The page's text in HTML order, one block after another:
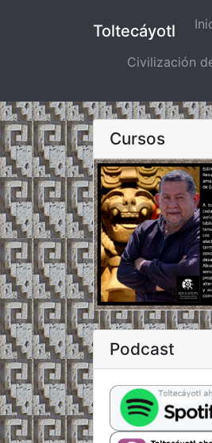
Toltecáyotl
Civilización
Cursos
Podcast